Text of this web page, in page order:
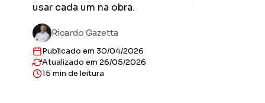
usar cada um na obra.
Ricardo Gazetta
Publicado em 30/04/2026
Atualizado em 26/05/2026
15 min de leitura